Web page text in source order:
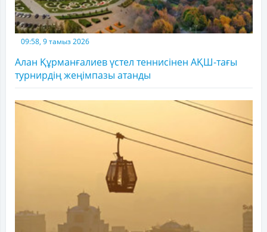
09:58, 9 тамыз 2026
Алан Құрманғалиев үстел теннисінен АҚШ-тағы
турнирдің жеңімпазы атанды